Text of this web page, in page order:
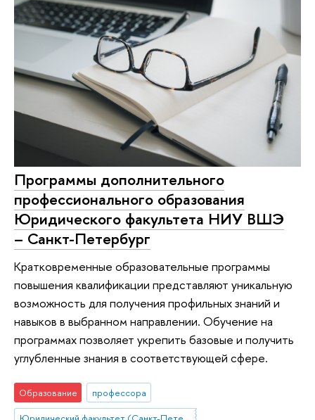
Программы дополнительного
профессионального образования
Юридического факультета НИУ ВШЭ
– Санкт-Петербург
Кратковременные образовательные программы
повышения квалификации представляют уникальную
возможность для получения профильных знаний и
навыков в выбранном направлении. Обучение на
программах позволяет укрепить базовые и получить
углубленные знания в соответствующей сфере.
Образование
профессора